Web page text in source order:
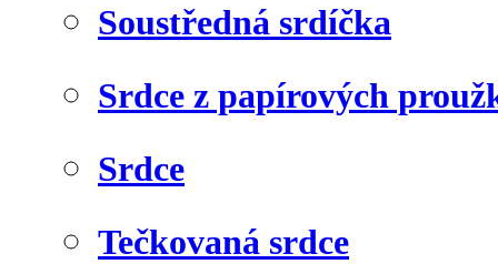
Soustředná srdíčka
Srdce z papírových
Srdce
Tečkovaná srdce